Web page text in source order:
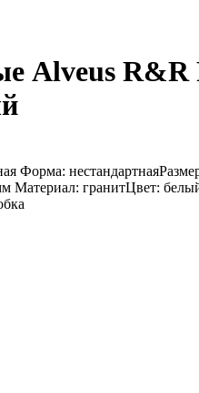
Alveus R&R
Форма:
Материал: гранитЦвет: